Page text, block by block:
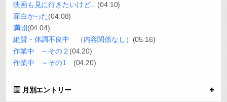
映画も見に行きたいけど… (04.10)
面白かった(04.08)
満開(04.04)
絶賛・体調不良中 （内容関係なし） (05.16)
作業中 ～その２ (04.20)
作業中 ～その1 (04.20)
月別エントリー